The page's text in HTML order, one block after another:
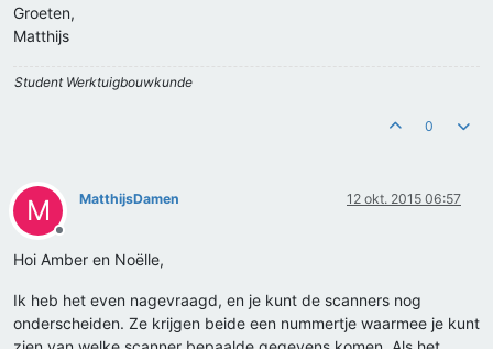
Groeten,
Matthijs
Student Werktuigbouwkunde
0
M
Offline
MatthijsDamen 12 okt. 2015 06:57
Hoi Amber en Noëlle,
Ik heb het even nagevraagd, en je kunt de scanners nog
onderscheiden. Ze krijgen beide een nummertje waarmee je kunt